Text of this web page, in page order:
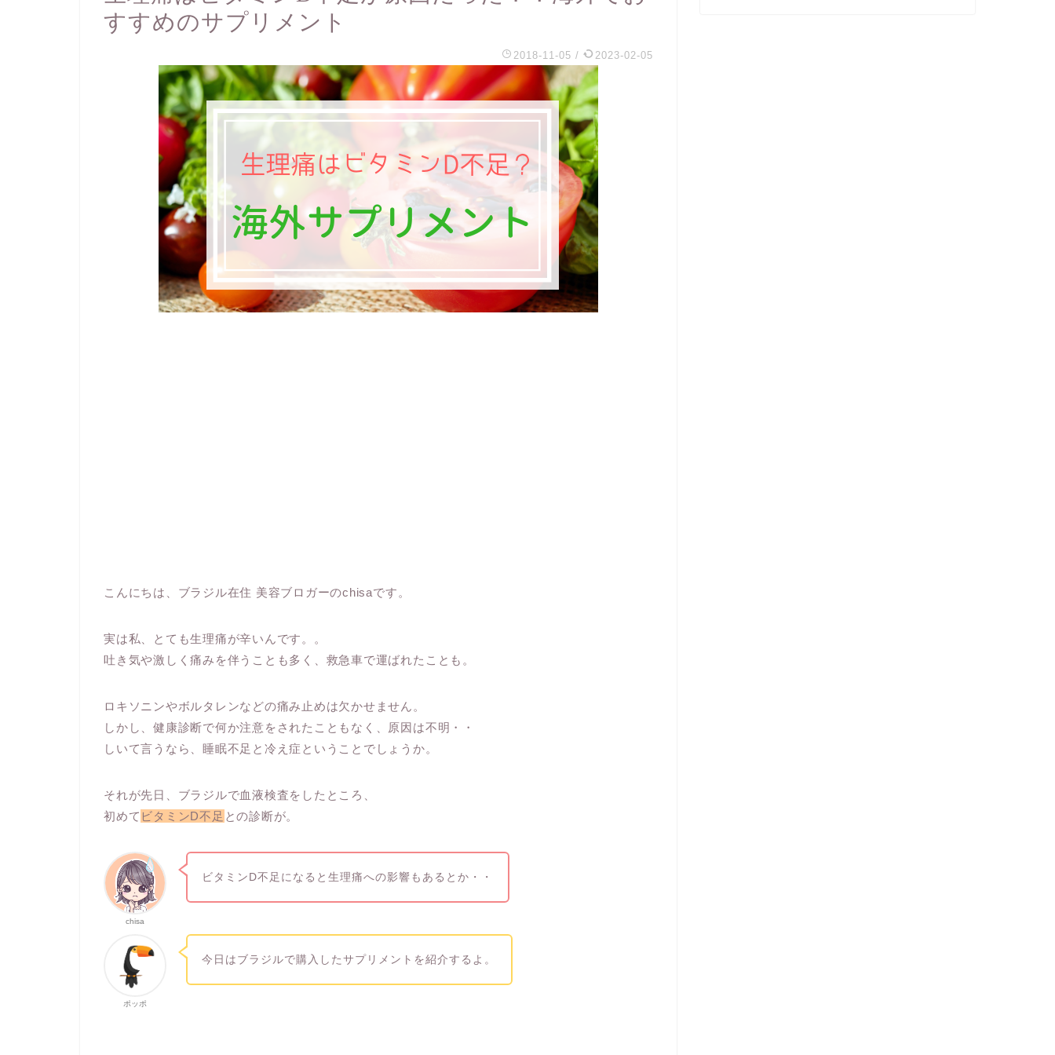
すすめのサプリメント
2018-11-05 / 2023-02-05
こんにちは、ブラジル在住 美容ブロガーのchisaです。
実は私、とても生理痛が辛いんです。。
吐き気や激しく痛みを伴うことも多く、救急車で運ばれたことも。
ロキソニンやボルタレンなどの痛み止めは欠かせません。
しかし、健康診断で何か注意をされたこともなく、原因は不明・・
しいて言うなら、睡眠不足と冷え症ということでしょうか。
それが先日、ブラジルで血液検査をしたところ、
初めて ビタミンD不足 との診断が。
chisa
ビタミンD不足になると生理痛への影響もあるとか・・
ポッポ
今日はブラジルで購入したサプリメントを紹介するよ。